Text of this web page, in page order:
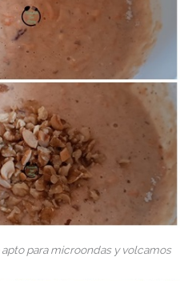
para microondas y volcamos